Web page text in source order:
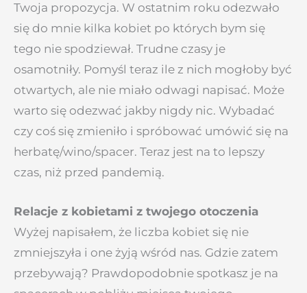
Twoja propozycja. W ostatnim roku odezwało
się do mnie kilka kobiet po których bym się
tego nie spodziewał. Trudne czasy je
osamotniły. Pomyśl teraz ile z nich mogłoby być
otwartych, ale nie miało odwagi napisać. Może
warto się odezwać jakby nigdy nic. Wybadać
czy coś się zmieniło i spróbować umówić się na
herbatę/wino/spacer. Teraz jest na to lepszy
czas, niż przed pandemią.
Relacje z kobietami z twojego otoczenia
Wyżej napisałem, że liczba kobiet się nie
zmniejszyła i one żyją wśród nas. Gdzie zatem
przebywają? Prawdopodobnie spotkasz je na